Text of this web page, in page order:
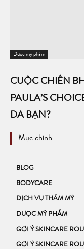
Dược mỹ phẩm
CUỘC CHIẾN
PAULA’S
DA BẠN?
Mục chính
BLOG
BODYCARE
DỊCH VỤ THẨM MỸ
DƯỢC MỸ PHẨM
GỢI Ý SKINCARE
GỢI Ý SKINCARE